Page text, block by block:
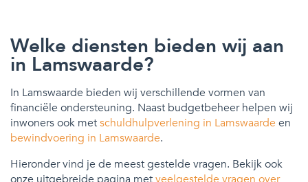
Welke diensten bieden wij aan
in Lamswaarde?
In Lamswaarde bieden wij verschillende vormen van
financiële ondersteuning. Naast budgetbeheer helpen wij
inwoners ook metschuldhulpverlening in Lamswaarde en
bewindvoering in Lamswaarde.
Hieronder vind je de meest gestelde vragen. Bekijk ook